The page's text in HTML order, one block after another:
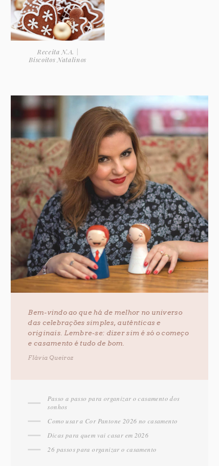
Receita N.A. |
Biscoitos Natalinos
Bem-vindo ao que há de melhor no universo
das celebrações simples, autênticas e
originais. Lembre-se: dizer sim é só o começo
e casamento é tudo de bom.
Flávia Queiroz
Passo a passo para organizar o casamento dos
sonhos
Como usar a Cor Pantone 2026 no casamento
Dicas para quem vai casar em 2026
26 passos para organizar o casamento